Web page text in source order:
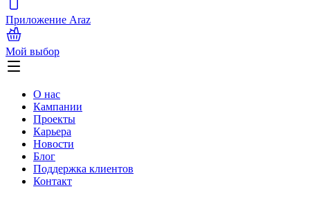
Приложение Araz
Мой выбор
О нас
Кампании
Проекты
Карьера
Новости
Блог
Поддержка клиентов
Контакт